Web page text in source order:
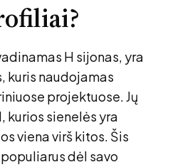
H sijonas, yra
kuris naudojamas
projektuose. Jų
kurios sienelės yra
viena virš kitos. Šis
dėl savo